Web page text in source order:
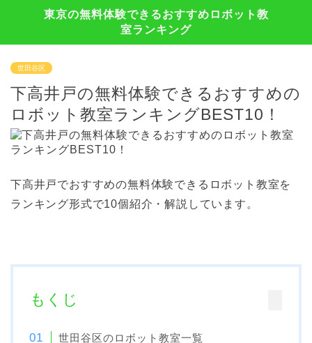
東京の無料体験できるおすすめロボット教
室ランキング
世田谷区
下高井戸の無料体験できるおすすめの
ロボット教室ランキングBEST10！
下高井戸でおすすめの無料体験できるロボット教室を
ランキング形式で10個紹介・解説しています。
もくじ
世田谷区のロボット教室一覧